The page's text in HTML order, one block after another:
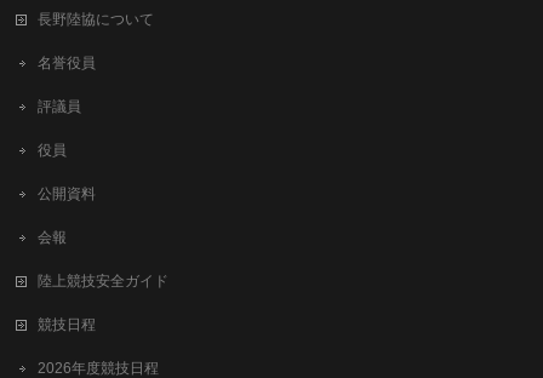
長野陸協について
名誉役員
評議員
役員
公開資料
会報
陸上競技安全ガイド
競技日程
2026年度競技日程